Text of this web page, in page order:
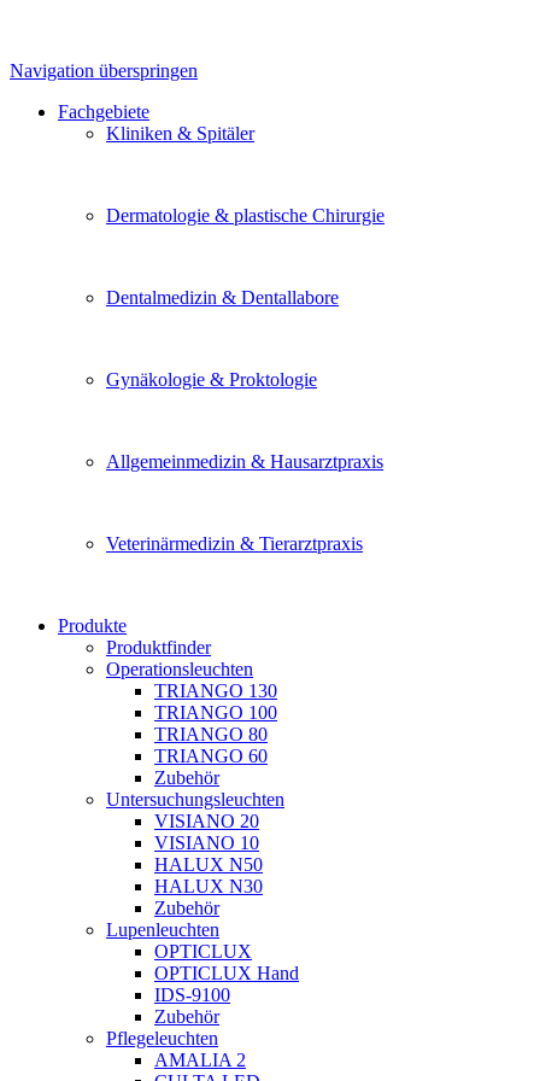
Navigation überspringen
Fachgebiete
Kliniken & Spitäler
Dermatologie & plastische Chirurgie
Dentalmedizin & Dentallabore
Gynäkologie & Proktologie
Allgemeinmedizin & Hausarztpraxis
Veterinärmedizin & Tierarztpraxis
Produkte
Produktfinder
Operationsleuchten
TRIANGO 130
TRIANGO 100
TRIANGO 80
TRIANGO 60
Zubehör
Untersuchungsleuchten
VISIANO 20
VISIANO 10
HALUX N50
HALUX N30
Zubehör
Lupenleuchten
OPTICLUX
OPTICLUX Hand
IDS-9100
Zubehör
Pflegeleuchten
AMALIA 2